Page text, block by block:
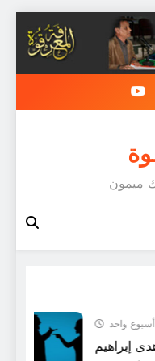
ميمون
إبراهيم